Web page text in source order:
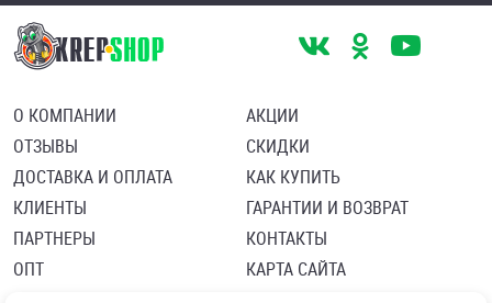
О КОМПАНИИ
ОТЗЫВЫ
ДОСТАВКА И ОПЛАТА
КЛИЕНТЫ
ПАРТНЕРЫ
ОПТ
АКЦИИ
СКИДКИ
КАК КУПИТЬ
ГАРАНТИИ И ВОЗВРАТ
КОНТАКТЫ
КАРТА САЙТА